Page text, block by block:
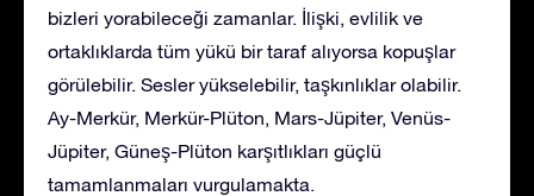
bizleri yorabileceği zamanlar. İlişki, evlilik ve
ortaklıklarda tüm yükü bir taraf alıyorsa kopuşlar
görülebilir. Sesler yükselebilir, taşkınlıklar olabilir.
Ay-Merkür, Merkür-Plüton, Mars-Jüpiter, Venüs-
Jüpiter, Güneş-Plüton karşıtlıkları güçlü
tamamlanmaları vurgulamakta.